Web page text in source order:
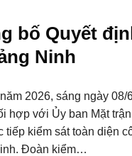
bố Quyết
Ninh
2026, sáng ngày 08/
hợp với Ủy ban Mặt
kiểm sát toàn diện
Đoàn kiểm…